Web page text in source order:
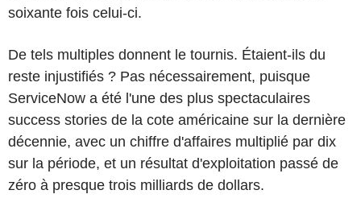
soixante fois celui-ci.
De tels multiples donnent le tournis. Étaient-ils du
reste injustifiés ? Pas nécessairement, puisque
ServiceNow a été l'une des plus spectaculaires
success stories de la cote américaine sur la dernière
décennie, avec un chiffre d'affaires multiplié par dix
sur la période, et un résultat d'exploitation passé de
zéro à presque trois milliards de dollars.